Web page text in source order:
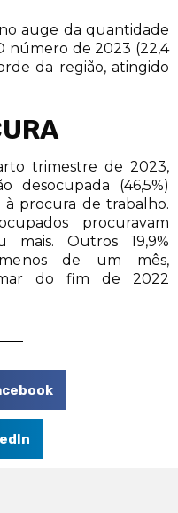
auge da quantidade
número de 2023 (22,4
da região, atingido
trimestre de 2023,
desocupada (46,5%)
procura de trabalho.
procuravam
Outros 19,9%
de um mês,
do fim de 2022